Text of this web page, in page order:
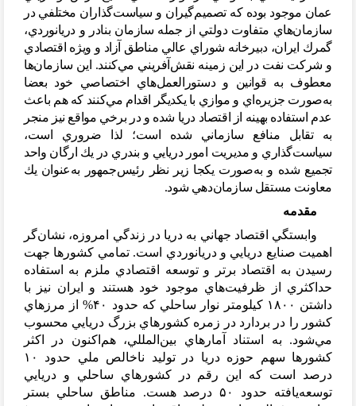
عمان موجود بوده كه تصميمگيران و سياستگذاران مختلفي در
سازمانهاي متفاوت دولتي از جمله سازمان بنادر و دريانوردي،
گمرك ايران، دبيرخانه شوراي عالي مناطق آزاد و ويژه اقتصادي
و شركت نفت در اين زمينه نقش آفريني ميكنند. اين سازمانها
معطوف به قوانين و دستورالعملهاي اختصاصي خود بعضا
بهصورت جزيره اي و موازي با يكديگر اقدام ميكنند كه هم باعث
عدم استفاده بهينه از اقتصاد دريا شده و در برخي مواقع نيز منجر
به تقابل منافع سازماني شده است؛ لذا ضروري است،
سياستگذاري و مديريت امور دريايي و بندري در يك ارگان واحد
تجميع شده و بهصورت يكجا زیر نظر رئيسجمهور بهعنوان يك
معاونت مستقل سازماندهي شود.
مقدمه
وابستگي اقتصاد جهاني به دريا در زندگي امروزه، نشانگر
اهميت صنايع دريايي و دريانوردي است. تمامي كشورها جهت
رسيدن به اقتصاد برتر و توسعه اقتصادي ملزم به استفاده
حداكثري از ظرفيتهاي موجود خود هستند و ايران نيز با
داشتن ۱۸۰۰ كيلومتر نوار ساحلي كه حدود ۴۰
% از مرزهاي
كشور را در بردارد در زمره كشورهاي بزرگ دريايي محسوب
ميشود. به استناد آمارهاي بين المللي، هم اكنون در اكثر
كشورها سهم حوزه دريا در توليد ناخالص ملي حدود ۱۰
درصد است كه اين رقم در كشورهاي ساحلي و دريايي
توسعه
يافته حدود ۵۰ درصد هست. مناطق ساحلي بستر